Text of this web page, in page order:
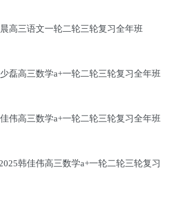
高三语文一轮二轮三轮复习全年班
磊高三数学a+一轮二轮三轮复习全年班
伟高三数学a+一轮二轮三轮复习全年班
韩佳伟高三数学a+一轮二轮三轮复习